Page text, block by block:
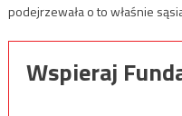
podejrzewała o to właśnie
Wspieraj